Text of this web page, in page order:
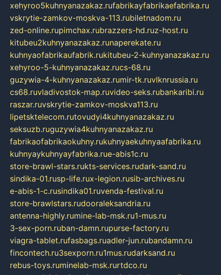
xehyroo5kuhnyanazakaz.rufabrikayfabrikaefabrika.ru
vskrytie-zamkov-moskva-113.rubiletnadom.ru
zed-online.rupimchax.rubrazzers-hd.ruz-host.ru
kitubeu2kuhnyanazakaz.runaperekate.ru
kuhnyaofabrikaufabrik.rukitubeu-2-kuhnyanazakaz.ru
xehyroo-5-kuhnyanazakaz.rucs-68.ru
guzywia-4-kuhnyanazakaz.rumir-tk.ruvlknrussia.ru
cs68.ruvladivostok-map.ruvideo-seks.rubankaribi.ru
raszar.ruvskrytie-zamkov-moskva113.ru
lipetsktelecom.rutovudyi4kuhnyanazakaz.ru
seksuzb.ruguzywia4kuhnyanazakaz.ru
fabrikaofabrikaokuhny.rukuhnyaekuhnyaafabrika.ru
kuhnyaykuhnyayfabrika.rue-abis1c.ru
store-brawl-stars.rukts-services.rudark-sand.ru
sindika-01.rusp-life.rux-legion.rusib-archives.ru
e-abis-1-c.rusindika01.ruvenda-festival.ru
store-brawlstars.rudooraleksandria.ru
antenna-highly.rumine-lab-msk.ru1-mus.ru
3-sex-porn.ruban-damn.rupurse-factory.ru
viagra-tablet.rufasbags.ruadler-jun.rubandamn.ru
fincontech.ru3sexporn.ru1mus.rudarksand.ru
rebus-toys.ruminelab-msk.rurtdco.ru